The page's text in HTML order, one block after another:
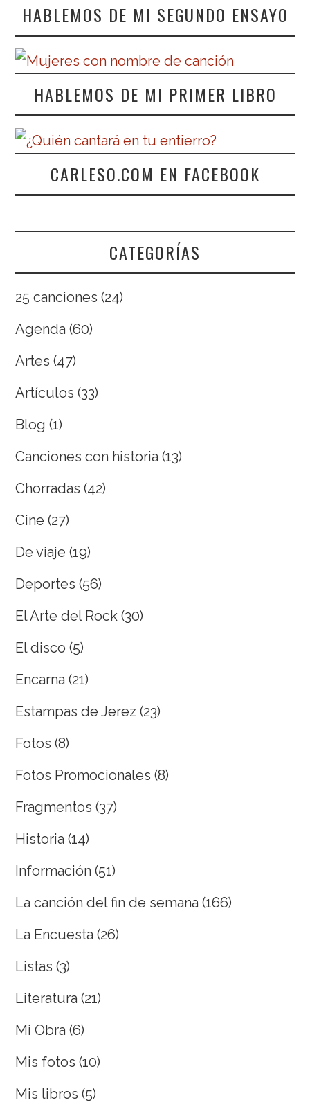
HABLEMOS DE MI SEGUNDO ENSAYO
HABLEMOS DE MI PRIMER LIBRO
CARLESO.COM EN FACEBOOK
CATEGORÍAS
25 canciones (24)
Agenda (60)
Artes (47)
Artículos (33)
Blog (1)
Canciones con historia (13)
Chorradas (42)
Cine (27)
De viaje (19)
Deportes (56)
El Arte del Rock (30)
El disco (5)
Encarna (21)
Estampas de Jerez (23)
Fotos (8)
Fotos Promocionales (8)
Fragmentos (37)
Historia (14)
Información (51)
La canción del fin de semana (166)
La Encuesta (26)
Listas (3)
Literatura (21)
Mi Obra (6)
Mis fotos (10)
Mis libros (5)